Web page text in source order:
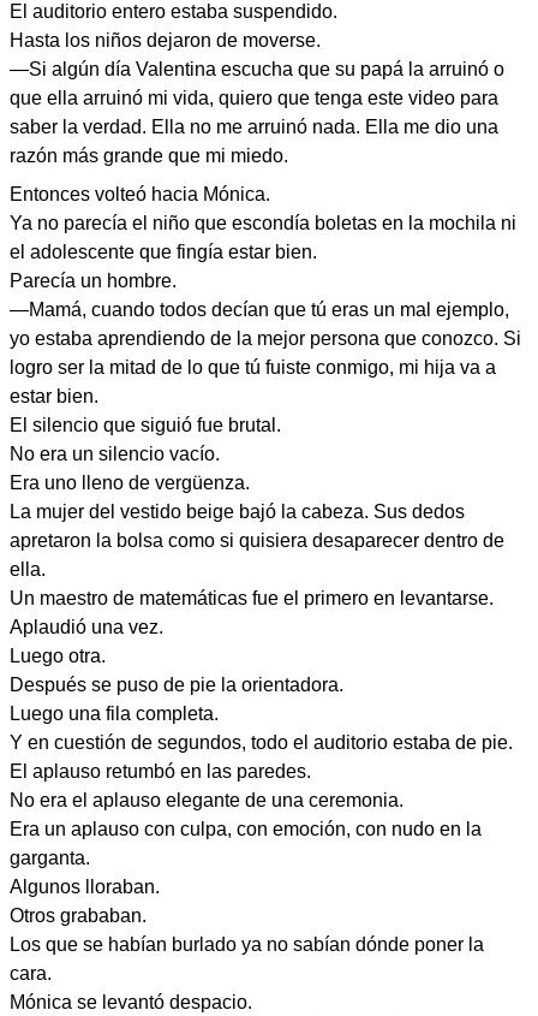
El auditorio entero estaba suspendido.
Hasta los niños dejaron de moverse.
—Si algún día Valentina escucha que su papá la arruinó o
que ella arruinó mi vida, quiero que tenga este video para
saber la verdad. Ella no me arruinó nada. Ella me dio una
razón más grande que mi miedo.
Entonces volteó hacia Mónica.
Ya no parecía el niño que escondía boletas en la mochila ni
el adolescente que fingía estar bien.
Parecía un hombre.
—Mamá, cuando todos decían que tú eras un mal ejemplo,
yo estaba aprendiendo de la mejor persona que conozco. Si
logro ser la mitad de lo que tú fuiste conmigo, mi hija va a
estar bien.
El silencio que siguió fue brutal.
No era un silencio vacío.
Era uno lleno de vergüenza.
La mujer del vestido beige bajó la cabeza. Sus dedos
apretaron la bolsa como si quisiera desaparecer dentro de
ella.
Un maestro de matemáticas fue el primero en levantarse.
Aplaudió una vez.
Luego otra.
Después se puso de pie la orientadora.
Luego una fila completa.
Y en cuestión de segundos, todo el auditorio estaba de pie.
El aplauso retumbó en las paredes.
No era el aplauso elegante de una ceremonia.
Era un aplauso con culpa, con emoción, con nudo en la
garganta.
Algunos lloraban.
Otros grababan.
Los que se habían burlado ya no sabían dónde poner la
cara.
Mónica se levantó despacio.